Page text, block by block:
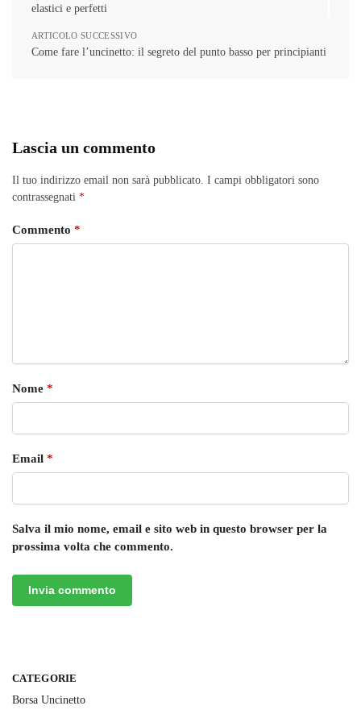
elastici e perfetti
ARTICOLO SUCCESSIVO
Come fare l’uncinetto: il segreto del punto basso per principianti
Lascia un commento
Il tuo indirizzo email non sarà pubblicato. I campi obbligatori sono
contrassegnati *
Commento *
Nome *
Email *
Salva il mio nome, email e sito web in questo browser per la
prossima volta che commento.
CATEGORIE
Borsa Uncinetto